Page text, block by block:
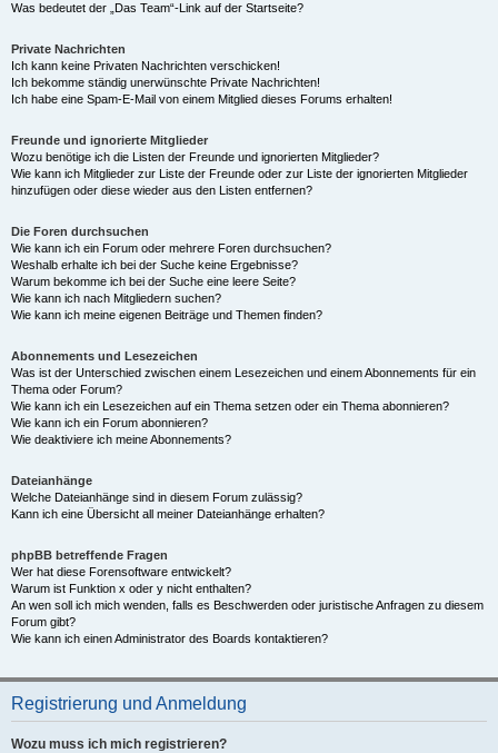
Was bedeutet der „Das Team“-Link auf der Startseite?
Private Nachrichten
Ich kann keine Privaten Nachrichten verschicken!
Ich bekomme ständig unerwünschte Private Nachrichten!
Ich habe eine Spam-E-Mail von einem Mitglied dieses Forums erhalten!
Freunde und ignorierte Mitglieder
Wozu benötige ich die Listen der Freunde und ignorierten Mitglieder?
Wie kann ich Mitglieder zur Liste der Freunde oder zur Liste der ignorierten Mitglieder
hinzufügen oder diese wieder aus den Listen entfernen?
Die Foren durchsuchen
Wie kann ich ein Forum oder mehrere Foren durchsuchen?
Weshalb erhalte ich bei der Suche keine Ergebnisse?
Warum bekomme ich bei der Suche eine leere Seite?
Wie kann ich nach Mitgliedern suchen?
Wie kann ich meine eigenen Beiträge und Themen finden?
Abonnements und Lesezeichen
Was ist der Unterschied zwischen einem Lesezeichen und einem Abonnements für ein
Thema oder Forum?
Wie kann ich ein Lesezeichen auf ein Thema setzen oder ein Thema abonnieren?
Wie kann ich ein Forum abonnieren?
Wie deaktiviere ich meine Abonnements?
Dateianhänge
Welche Dateianhänge sind in diesem Forum zulässig?
Kann ich eine Übersicht all meiner Dateianhänge erhalten?
phpBB betreffende Fragen
Wer hat diese Forensoftware entwickelt?
Warum ist Funktion x oder y nicht enthalten?
An wen soll ich mich wenden, falls es Beschwerden oder juristische Anfragen zu diesem
Forum gibt?
Wie kann ich einen Administrator des Boards kontaktieren?
Registrierung und Anmeldung
Wozu muss ich mich registrieren?